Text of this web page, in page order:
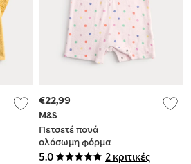
5.0 2 κριτικές
M&S
Πετσετέ πουά
ολόσωμη φόρμα
από 100% βαμβάκι
€22,99